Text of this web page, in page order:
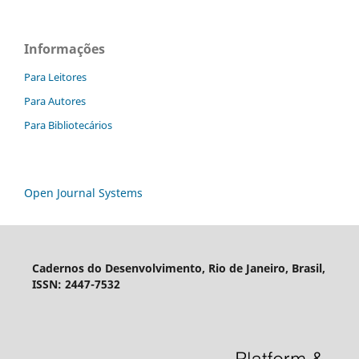
Informações
Para Leitores
Para Autores
Para Bibliotecários
Open Journal Systems
Cadernos do Desenvolvimento, Rio de Janeiro, Brasil,
ISSN: 2447-7532